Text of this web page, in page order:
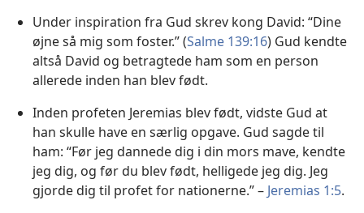
Under inspiration fra Gud skrev kong David: “Dine
øjne så mig som foster.” (Salme 139:16) Gud kendte
altså David og betragtede ham som en person
allerede inden han blev født.
Inden profeten Jeremias blev født, vidste Gud at
han skulle have en særlig opgave. Gud sagde til
ham: “Før jeg dannede dig i din mors mave, kendte
jeg dig, og før du blev født, helligede jeg dig. Jeg
gjorde dig til profet for nationerne.” – Jeremias 1:5.